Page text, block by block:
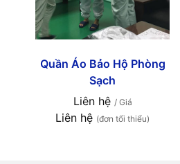
Quần Áo Bảo Hộ Phòng
Sạch
Liên hệ / Giá
Liên hệ (đơn tối thiểu)